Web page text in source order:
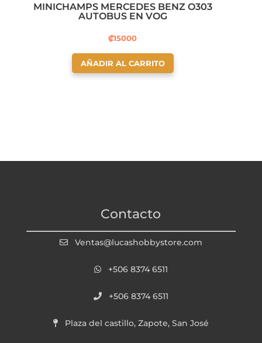
MINICHAMPS MERCEDES BENZ O303
AUTOBUS EN VOG
₡15000
AÑADIR AL CARRITO
Contacto
Ventas@lucashobbystore.com
+506 8374 6511
+506 8374 6511
Plaza del castillo, Zapote, San José